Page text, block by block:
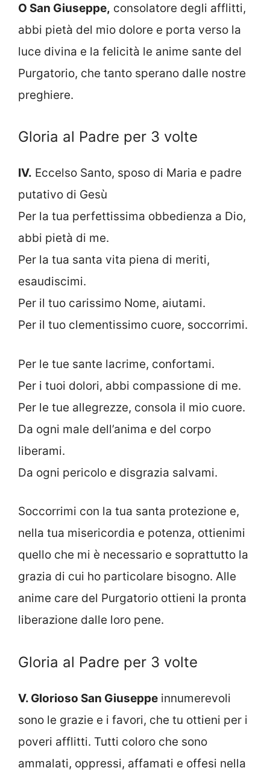
O San Giuseppe, consolatore degli afflitti,
abbi pietà del mio dolore e porta verso la
luce divina e la felicità le anime sante del
Purgatorio, che tanto sperano dalle nostre
preghiere.
Gloria al Padre per 3 volte
IV. Eccelso Santo, sposo di Maria e padre
putativo di Gesù
Per la tua perfettissima obbedienza a Dio,
abbi pietà di me.
Per la tua santa vita piena di meriti,
esaudiscimi.
Per il tuo carissimo Nome, aiutami.
Per il tuo clementissimo cuore, soccorrimi.
Per le tue sante lacrime, confortami.
Per i tuoi dolori, abbi compassione di me.
Per le tue allegrezze, consola il mio cuore.
Da ogni male dell’anima e del corpo
liberami.
Da ogni pericolo e disgrazia salvami.
Soccorrimi con la tua santa protezione e,
nella tua misericordia e potenza, ottienimi
quello che mi è necessario e soprattutto la
grazia di cui ho particolare bisogno. Alle
anime care del Purgatorio ottieni la pronta
liberazione dalle loro pene.
Gloria al Padre per 3 volte
V. Glorioso San Giuseppe innumerevoli
sono le grazie e i favori, che tu ottieni per i
poveri afflitti. Tutti coloro che sono
ammalati, oppressi, affamati e offesi nella